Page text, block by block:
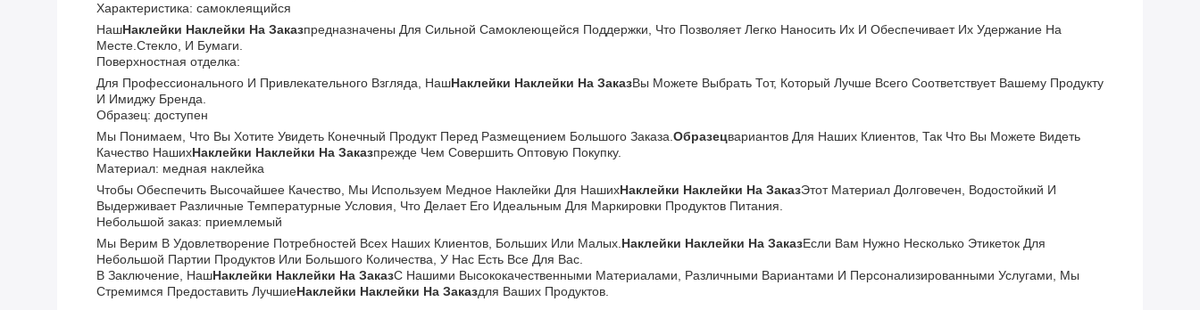
Характеристика: самоклеящийся
НашНаклейки Наклейки На ЗаказПредназначены Для Сильной Самоклеющейся Поддержки, Что Позволяет Легко Наносить Их И Обеспечивает Их Удержание На
Месте.стекло, И Бумаги.
Поверхностная отделка:
Для Профессионального И Привлекательного Взгляда, НашНаклейки Наклейки На ЗаказВы Можете Выбрать Тот, Который Лучше Всего Соответствует Вашему Продукту
И Имиджу Бренда.
Образец: доступен
Мы Понимаем, Что Вы Хотите Увидеть Конечный Продукт Перед Размещением Большого Заказа. ОбразецВариантов Для Наших Клиентов, Так Что Вы Можете Видеть
Качество НашихНаклейки Наклейки На ЗаказПрежде Чем Совершить Оптовую Покупку.
Материал: медная наклейка
Чтобы Обеспечить Высочайшее Качество, Мы Используем Медное Наклейки Для НашихНаклейки Наклейки На ЗаказЭтот Материал Долговечен, Водостойкий И
Выдерживает Различные Температурные Условия, Что Делает Его Идеальным Для Маркировки Продуктов Питания.
Небольшой заказ: приемлемый
Мы Верим В Удовлетворение Потребностей Всех Наших Клиентов, Больших Или Малых. Наклейки Наклейки На ЗаказЕсли Вам Нужно Несколько Этикеток Для
Небольшой Партии Продуктов Или Большого Количества, У Нас Есть Все Для Вас.
В Заключение, НашНаклейки Наклейки На ЗаказС Нашими Высококачественными Материалами, Различными Вариантами И Персонализированными Услугами, Мы
Стремимся Предоставить ЛучшиеНаклейки Наклейки На ЗаказДля Ваших Продуктов.